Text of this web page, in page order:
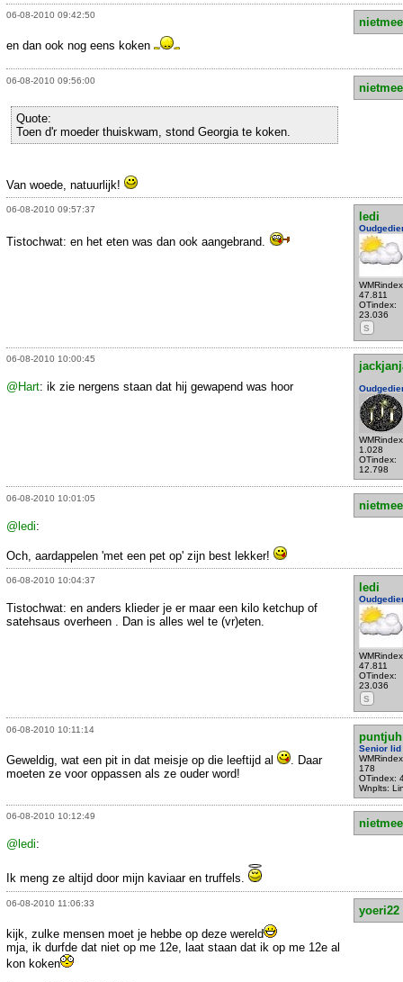
06-08-2010 09:42:50
en dan ook nog eens koken
06-08-2010 09:56:00
Quote:
Toen d'r moeder thuiskwam, stond Georgia te koken.
Van woede, natuurlijk!
06-08-2010 09:57:37
ledi
47.811
OTindex:
23.036
S
Tistochwat: en het eten was dan ook aangebrand.
06-08-2010 10:00:45
1.028
OTindex:
12.798
@Hart: ik zie nergens staan dat hij gewapend was hoor
06-08-2010 10:01:05
@ledi:
Och, aardappelen 'met een pet op' zijn best lekker!
06-08-2010 10:04:37
ledi
47.811
OTindex:
23.036
S
Tistochwat: en anders klieder je er maar een kilo ketchup of
satehsaus overheen . Dan is alles wel te (vr)eten.
06-08-2010 10:11:14
puntjuh
Senior lid
178
OTindex:
Wnplts:
Geweldig, wat een pit in dat meisje op die leeftijd al
. Daar
moeten ze voor oppassen als ze ouder word!
06-08-2010 10:12:49
@ledi:
Ik meng ze altijd door mijn kaviaar en truffels.
06-08-2010 11:06:33
yoeri22
kijk, zulke mensen moet je hebbe op deze wereld
mja, ik durfde dat niet op me 12e, laat staan dat ik op me 12e al
kon koken